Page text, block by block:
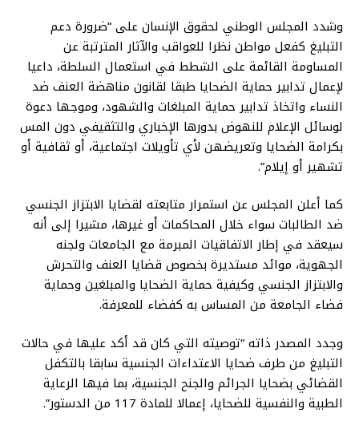
وشدد المجلس الوطني لحقوق الإنسان على “ضرورة دعم
التبليغ كفعل مواطن نظرا للعواقب والآثار المترتبة عن
المساومة القائمة على الشطط في استعمال السلطة، داعيا
لإعمال تدابير حماية الضحايا طبقا لقانون مناهضة العنف ضد
النساء واتخاذ تدابير حماية المبلغات والشهود، وموجها دعوة
لوسائل الإعلام للنهوض بدورها الإخباري والتثقيفي دون المس
بكرامة الضحايا وتعريضهن لأي تأويلات اجتماعية، أو ثقافية أو
تشهير أو إيلام”.
كما أعلن المجلس عن استمرار متابعته لقضايا الابتزاز الجنسي
ضد الطالبات سواء خلال المحاكمات أو غيرها، مشيرا إلى أنه
سيعقد في إطار الاتفاقيات المبرمة مع الجامعات ولجنه
الجهوية، موائد مستديرة بخصوص قضايا العنف والتحرش
والابتزاز الجنسي وكيفية حماية الضحايا والمبلغين وحماية
فضاء الجامعة من المساس به كفضاء للمعرفة.
وجدد المصدر ذاته “توصيته التي كان قد أكد عليها في حالات
التبليغ من طرف ضحايا الاعتداءات الجنسية سابقا بالتكفل
القضائي بضحايا الجرائم والجنح الجنسية، بما فيها الرعاية
الطبية والنفسية للضحايا، إعمالا للمادة 117 من الدستور”.